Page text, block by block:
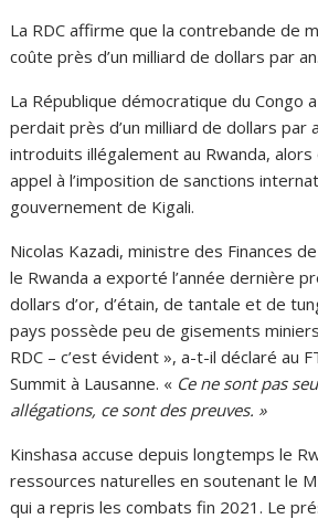
La RDC affirme que la contrebande de
coûte près d’un milliard de dollars par an.
La République démocratique du Congo
perdait près d’un milliard de dollars par
introduits illégalement au Rwanda, alors
appel à l’imposition de sanctions
gouvernement de Kigali.
Nicolas Kazadi, ministre des Finances
le Rwanda a exporté l’année dernière
dollars d’or, d’étain, de tantale et de
pays possède peu de gisements
RDC – c’est évident », a-t-il déclaré au
Summit à Lausanne. « Ce ne sont pas
allégations, ce sont des preuves. »
Kinshasa accuse depuis longtemps le
ressources naturelles en soutenant le
qui a repris les combats fin 2021. Le